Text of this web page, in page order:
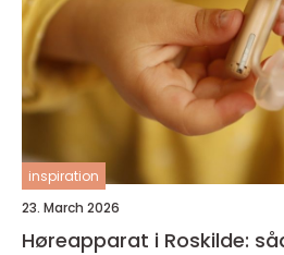
inspiration
23. March 2026
Høreapparat i Roskilde: